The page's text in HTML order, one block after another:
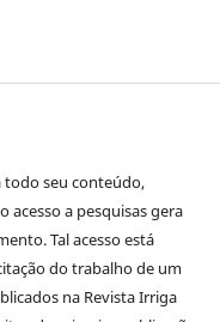
todo seu conteúdo,
a pesquisas gera
Tal acesso está
do trabalho de um
na Revista Irriga